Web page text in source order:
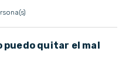
puedo quitar el mal